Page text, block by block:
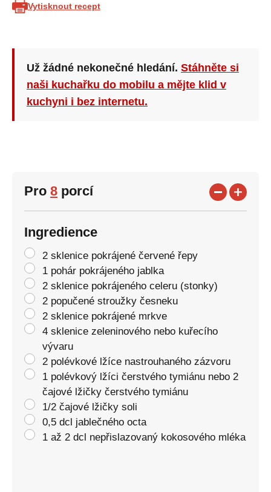
Vytisknout recept
Už žádné nekonečné hledání. Stáhněte si
naši kuchařku do mobilu a mějte klid v
kuchyni i bez internetu.
Pro 8 porcí
Ingredience
2 sklenice pokrájené červené řepy
1 pohár pokrájeného jablka
2 sklenice pokrájeného celeru (stonky)
2 popučené stroužky česneku
2 sklenice pokrájené mrkve
4 sklenice zeleninového nebo kuřecího
vývaru
2 polévkové lžíce nastrouhaného zázvoru
1 polévkový lžíci čerstvého tymiánu nebo 2
čajové lžičky čerstvého tymiánu
1/2 čajové lžičky soli
0,5 dcl jablečného octa
1 až 2 dcl nepřislazovaný kokosového mléka